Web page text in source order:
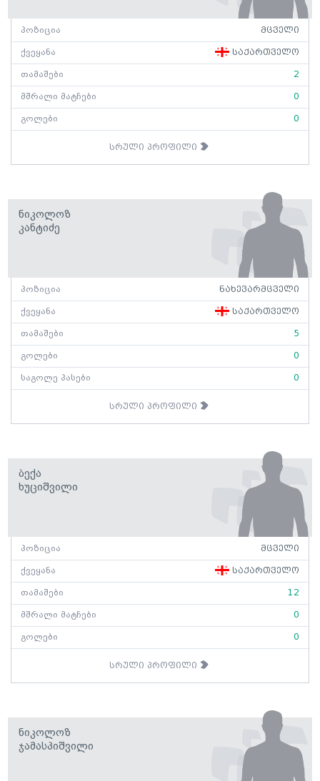
პოზიცია მცველი
ქვეყანა საქართველო
თამაშები 2
მშრალი მატჩები 0
გოლები 0
სრული პროფილი
Ნიკოლოზ
Კანტიძე
პოზიცია ნახევარმცველი
ქვეყანა საქართველო
თამაშები 5
გოლები 0
საგოლე პასები 0
სრული პროფილი
Ბექა
Ხუციშვილი
პოზიცია მცველი
ქვეყანა საქართველო
თამაშები 12
მშრალი მატჩები 0
გოლები 0
სრული პროფილი
Ნიკოლოზ
Ჯამასპიშვილი